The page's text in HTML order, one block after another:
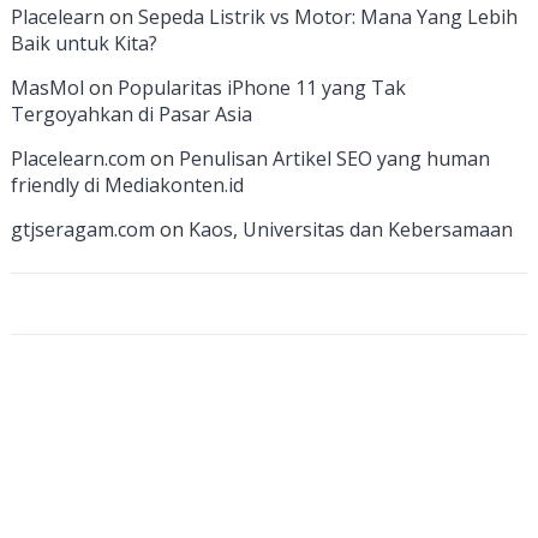
k e e
h
a
n
n
Placelearn on Sepeda Listrik vs Motor: Mana Yang Lebih
Baik untuk Kita?
MasMol on Popularitas iPhone 11 yang Tak
Tergoyahkan di Pasar Asia
Placelearn.com on Penulisan Artikel SEO yang human
friendly di Mediakonten.id
gtjseragam.com on Kaos, Universitas dan Kebersamaan